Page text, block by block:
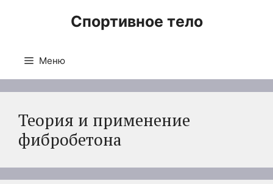
Спортивное тело
Меню
Теория и применение
фибробетона